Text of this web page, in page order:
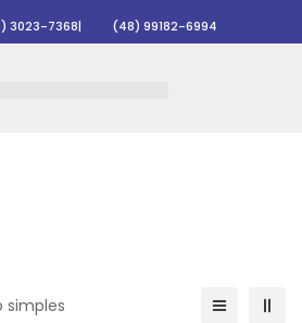
3023-7368| (48) 99182-6994
simples